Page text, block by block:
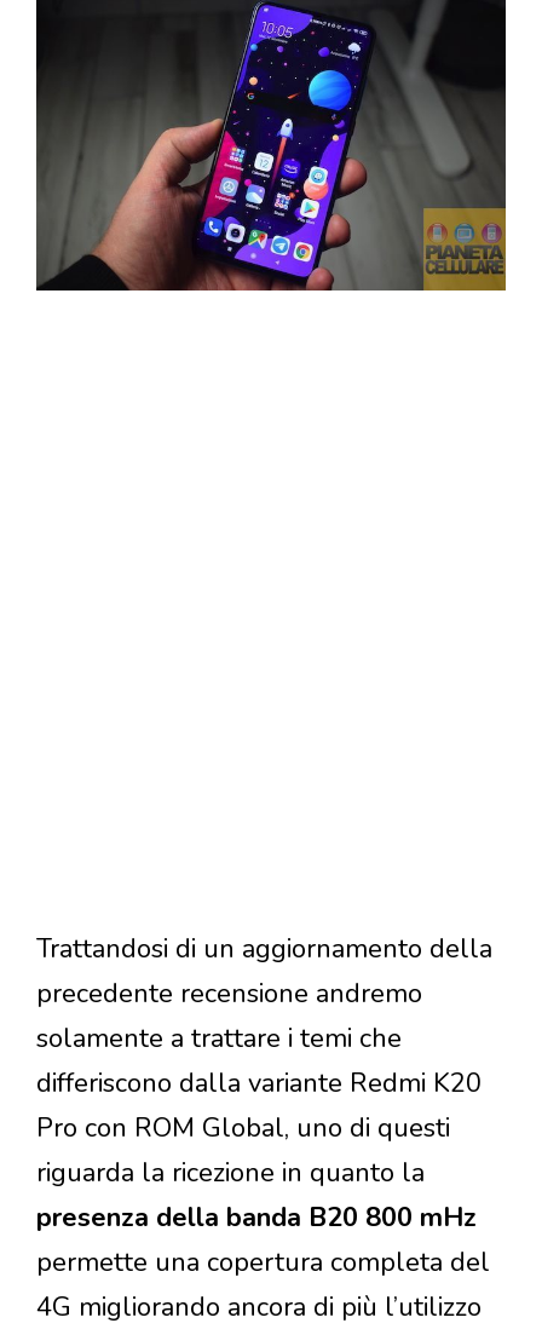
Trattandosi di un aggiornamento della
precedente recensione andremo
solamente a trattare i temi che
differiscono dalla variante Redmi K20
Pro con ROM Global, uno di questi
riguarda la ricezione in quanto la
presenza della banda B20 800 mHz
permette una copertura completa del
4G migliorando ancora di più l’utilizzo